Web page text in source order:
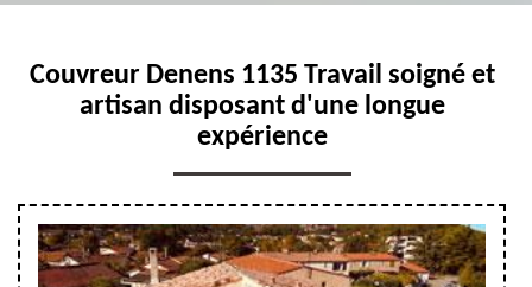
Couvreur Denens 1135 Travail soigné et
artisan disposant d'une longue
expérience